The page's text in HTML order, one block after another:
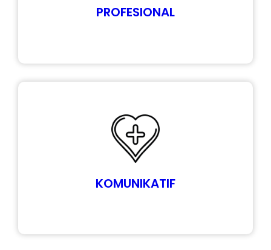
PROFESIONAL
KOMUNIKATIF